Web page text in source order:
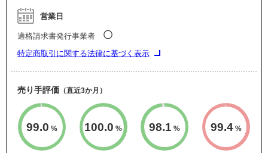
営業日
適格請求書発行事業者 〇
特定商取引に関する法律に基づく表示
売り手評価 （直近3か月）
99.0 % 100.0 % 98.1 % 99.4%